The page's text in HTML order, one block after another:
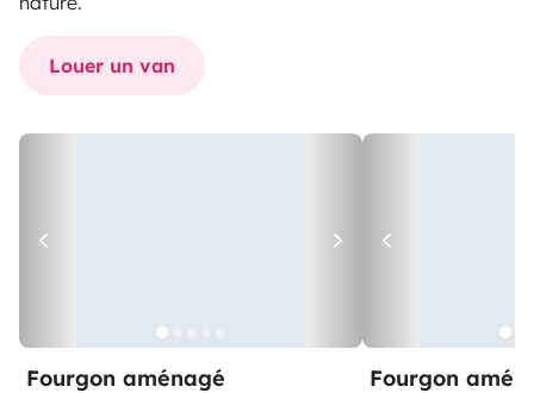
Louer un van
Fourgon aménagé Fourgon